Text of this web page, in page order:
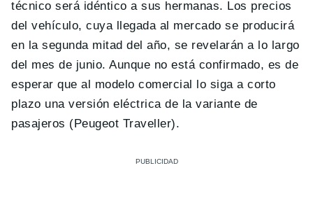
técnico será idéntico a sus hermanas. Los precios
del vehículo, cuya llegada al mercado se producirá
en la segunda mitad del año, se revelarán a lo largo
del mes de junio. Aunque no está confirmado, es de
esperar que al modelo comercial lo siga a corto
plazo una versión eléctrica de la variante de
pasajeros (Peugeot Traveller).